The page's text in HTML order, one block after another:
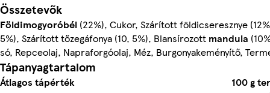
Összetevők
Földimogyoróbél (22%), Cukor, Szárított földicseresznye
5%), Szárított tőzegáfonya (10, 5%), Blansírozott mandula
só, Repceolaj, Napraforgóolaj, Méz, Burgonyakeményítő,
Tápanyagtartalom
Átlagos tápérték
100 g